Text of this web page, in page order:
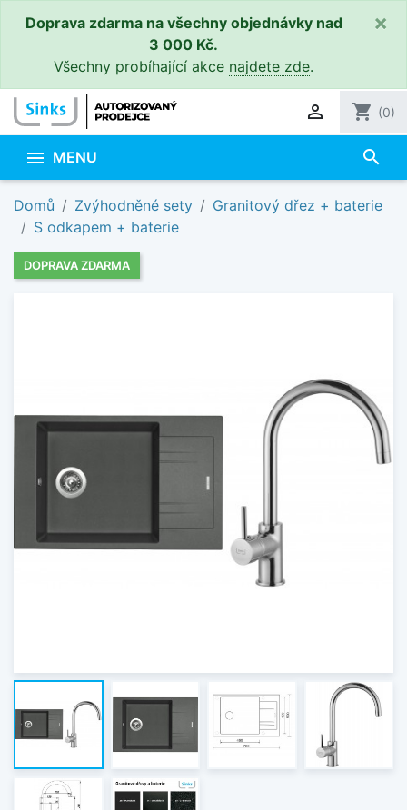
Doprava zdarma na všechny objednávky nad
3 000 Kč.
Všechny probíhající akce najdete zde.
×
 shopping_cart (0)
 MENU search
Domů Zvýhodněné sety
Granitový dřez + baterie
S odkapem + baterie
DOPRAVA ZDARMA